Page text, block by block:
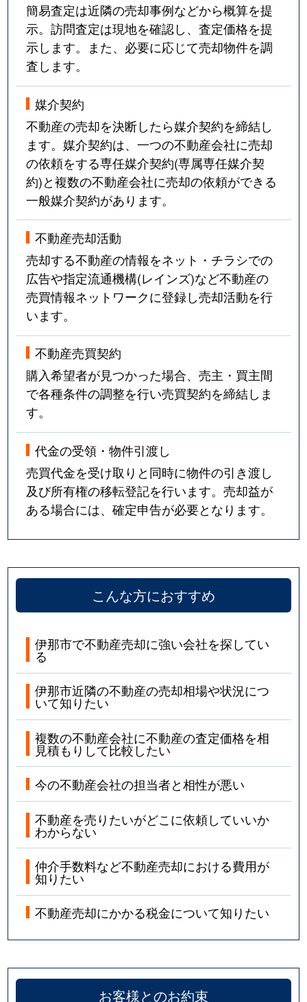
簡易査定は近隣の売却事例などから概算を提
示。訪問査定は現地を確認し、査定価格を提
示します。また、必要に応じて売却物件を調
査します。
媒介契約
不動産の売却を決断したら媒介契約を締結し
ます。媒介契約は、一つの不動産会社に売却
の依頼をする専任媒介契約(専属専任媒介契
約)と複数の不動産会社に売却の依頼ができる
一般媒介契約があります。
不動産売却活動
売却する不動産の情報をネット・チラシでの
広告や指定流通機構(レインズ)など不動産の
売買情報ネットワークに登録し売却活動を行
います。
不動産売買契約
購入希望者が見つかった場合、売主・買主間
で各種条件の調整を行い売買契約を締結しま
す。
代金の受領・物件引渡し
売買代金を受け取りと同時に物件の引き渡し
及び所有権の移転登記を行います。売却益が
ある場合には、確定申告が必要となります。
こんな方におすすめ
伊那市で不動産売却に強い会社を探してい
る
伊那市近隣の不動産の売却相場や状況につ
いて知りたい
複数の不動産会社に不動産の査定価格を相
見積もりして比較したい
今の不動産会社の担当者と相性が悪い
不動産を売りたいがどこに依頼していいか
わからない
仲介手数料など不動産売却における費用が
知りたい
不動産売却にかかる税金について知りたい
お客様とのお約束